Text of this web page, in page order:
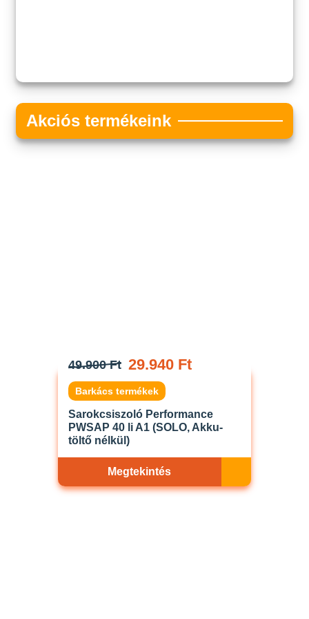
Akciós termékeink
49.900 Ft 29.940 Ft
Barkács termékek
Sarokcsiszoló Performance
PWSAP 40 li A1 (SOLO, Akku-
töltő nélkül)
Megtekintés